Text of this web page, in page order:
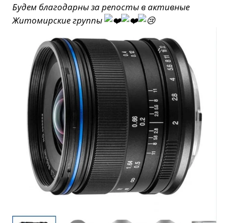
Будем благодарны за репосты в активные
Житомирские группы